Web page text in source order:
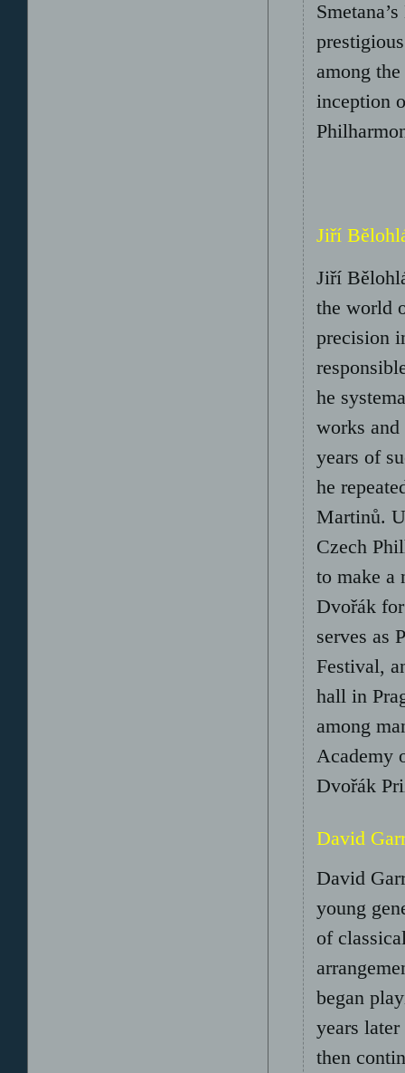
among
inception
Jiří
Jiří
the world
precision
he
works
years of
he
Martinů.
Czech
to make a
Dvořák
serves as
Festival,
hall in
among
Academy
Dvořák
David
David
young
of
began
years
then